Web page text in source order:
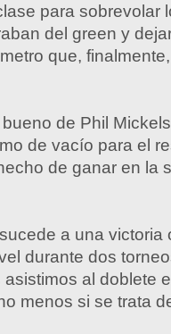
para sobrevolar
del green y
que,
de Phil
de vacío para el
de ganar en la
a una victoria
durante dos
al doblete
menos si se trata